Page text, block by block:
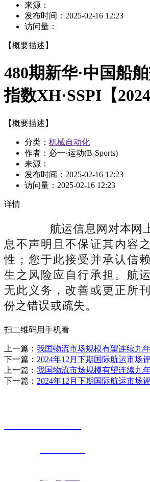
来源：
发布时间： 2025-02-16 12:23
访问量：
【概要描述】
480期新华·中国船
指数XH·SSPI【
【概要描述】
分类： 机械自动化
作者：必一·运动(B-Sports)
来源：
发布时间： 2025-02-16 12:23
访问量： 2025-02-16 12:23
详情
航运信息网对本网
息不声明且不保证其内容
性；您于此接受并承认信
生之风险应自行承担。航
无此义务，改善或更正所
份之错误或疏失。
扫二维码用手机看
上一篇： 我国物流市场规模有望连续九
下一篇： 2024年12月下期国际航运市场
上一篇： 我国物流市场规模有望连续九
下一篇： 2024年12月下期国际航运市场